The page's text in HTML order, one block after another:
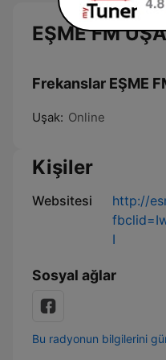
EŞME FM
Frekanslar EŞME
Uşak: Online
Kişiler
Websitesi
http://
I
Sosyal ağlar
Bu radyonun bilgilerini